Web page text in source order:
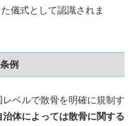
儀式として認識されま
例
ベルで散骨を明確に規制す
治体によっては散骨に関する